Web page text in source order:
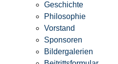
Geschichte
Philosophie
Vorstand
Sponsoren
Bildergalerien